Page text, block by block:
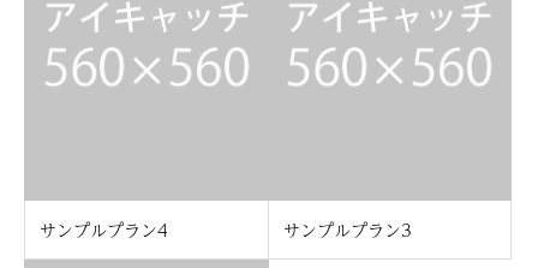
サンプルプラン4 サンプルプラン3